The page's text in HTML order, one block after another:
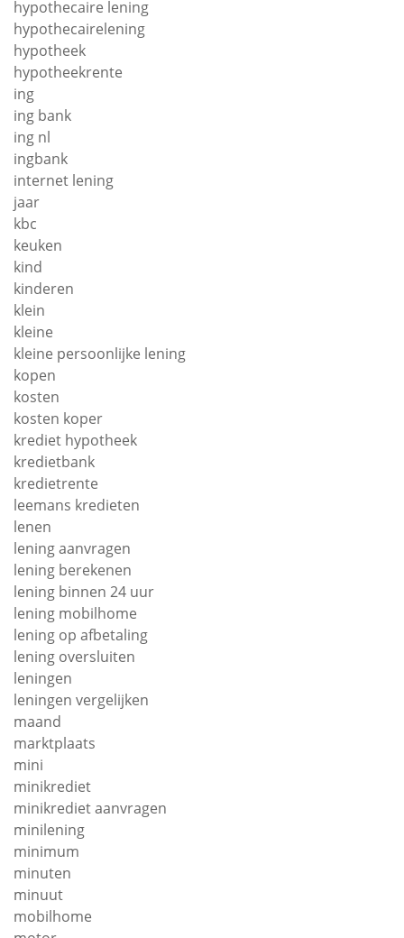
hypothecaire lening
hypothecairelening
hypotheek
hypotheekrente
ing
ing bank
ing nl
ingbank
internet lening
jaar
kbc
keuken
kind
kinderen
klein
kleine
kleine persoonlijke lening
kopen
kosten
kosten koper
krediet hypotheek
kredietbank
kredietrente
leemans kredieten
lenen
lening aanvragen
lening berekenen
lening binnen 24 uur
lening mobilhome
lening op afbetaling
lening oversluiten
leningen
leningen vergelijken
maand
marktplaats
mini
minikrediet
minikrediet aanvragen
minilening
minimum
minuten
minuut
mobilhome